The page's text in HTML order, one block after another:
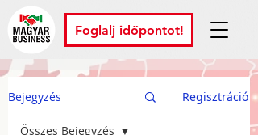
Foglalj időpontot!
Bejegyzés Regisztráció
Összes Bejegyzés